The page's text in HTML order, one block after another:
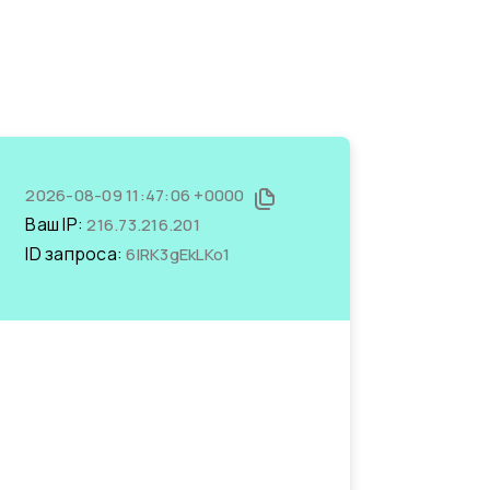
2026-08-09 11:47:06 +0000
Ваш IP:216.73.216.201
ID запроса:6lRK3gEkLKo1